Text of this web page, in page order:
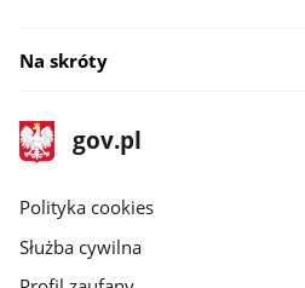
Na skróty
stopka
gov.pl
Strona
gov.pl
gov.pl
Polityka cookies
Służba cywilna